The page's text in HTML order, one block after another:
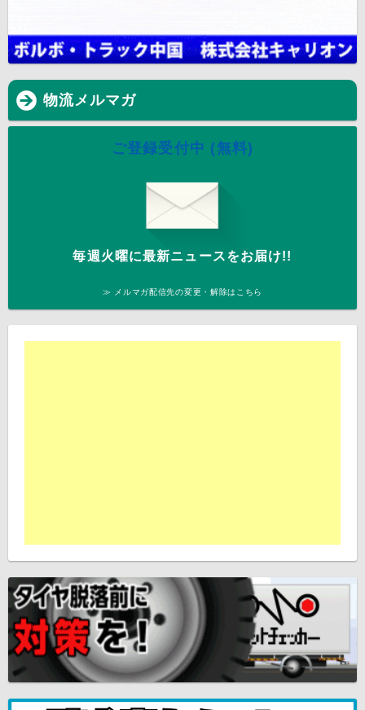
物流メルマガ
ご登録受付中 (無料)
毎週火曜に最新ニュースをお届け!!
≫ メルマガ配信先の変更・解除はこちら